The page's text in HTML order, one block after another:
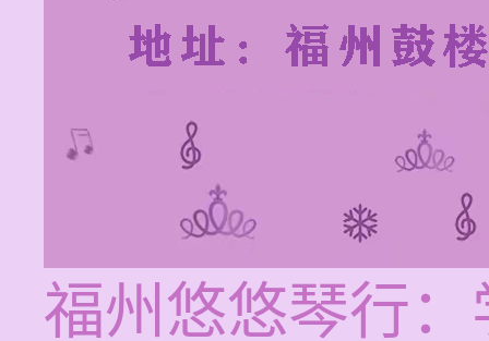
福州悠悠琴行